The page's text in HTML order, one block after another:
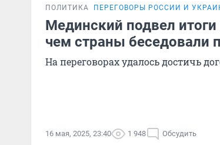
ПОЛИТИКА ПЕРЕГОВОРЫ РОССИИ И
Мединский подвел
чем страны беседовали
На переговорах удалось достичь
16 мая, 2025, 23:40 1 948 Обсудить